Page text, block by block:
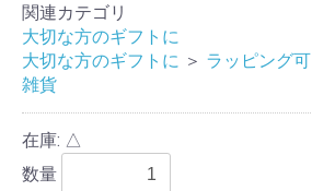
関連カテゴリ
大切な方のギフトに
大切な方のギフトに ＞ ラッピング可
雑貨
在庫: △
数量